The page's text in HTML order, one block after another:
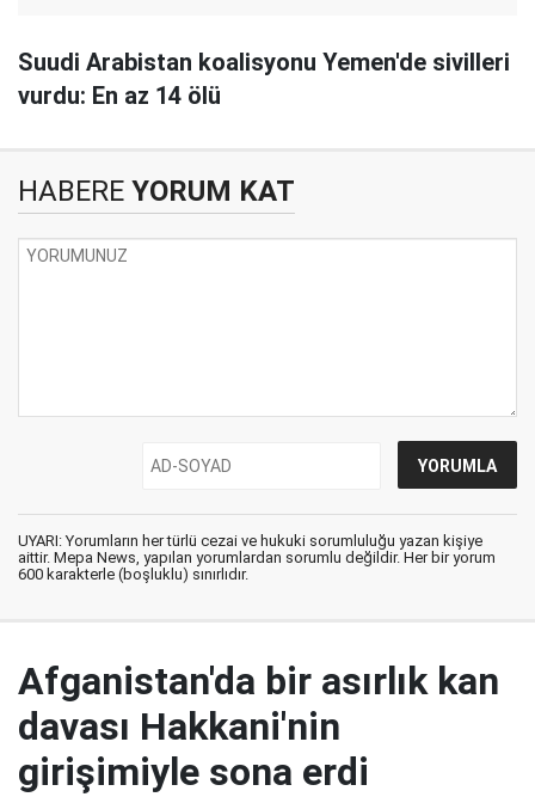
Suudi Arabistan koalisyonu Yemen'de sivilleri
vurdu: En az 14 ölü
HABERE YORUM KAT
UYARI: Yorumların her türlü cezai ve hukuki sorumluluğu yazan kişiye
aittir. Mepa News, yapılan yorumlardan sorumlu değildir. Her bir yorum
600 karakterle (boşluklu) sınırlıdır.
Afganistan'da bir asırlık kan
davası Hakkani'nin
girişimiyle sona erdi